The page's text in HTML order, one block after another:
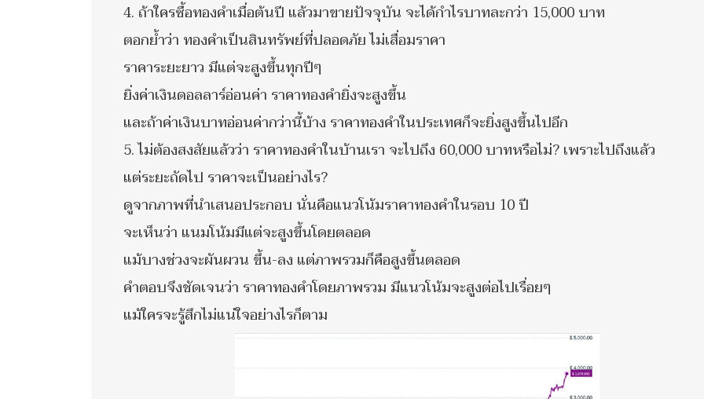
4. ถ้าใครซื้อทองคำเมื่อต้นปี แล้วมาขายปัจจุบัน จะได้กำไรบาทละกว่า 15,000 บาท
ตอกย้ำว่า ทองคำเป็นสินทรัพย์ที่ปลอดภัย ไม่เสื่อมราคา
ราคาระยะยาว มีแต่จะสูงขึ้นทุกปีๆ
ยิ่งค่าเงินดอลลาร์อ่อนค่า ราคาทองคำยิ่งจะสูงขึ้น
และถ้าค่าเงินบาทอ่อนค่ากว่านี้บ้าง ราคาทองคำในประเทศก็จะยิ่งสูงขึ้นไปอีก
5. ไม่ต้องสงสัยแล้วว่า ราคาทองคำในบ้านเรา จะไปถึง 60,000 บาทหรือไม่? เพราะไปถึงแล้ว
แต่ระยะถัดไป ราคาจะเป็นอย่างไร?
ดูจากภาพที่นำเสนอประกอบ นั่นคือแนวโน้มราคาทองคำในรอบ 10 ปี
จะเห็นว่า แนมโน้มมีแต่จะสูงขึ้นโดยตลอด
แม้บางช่วงจะผันผวน ขึ้น-ลง แต่ภาพรวมก็คือสูงขึ้นตลอด
คำตอบจึงชัดเจนว่า ราคาทองคำโดยภาพรวม มีแนวโน้มจะสูงต่อไปเรื่อยๆ
แม้ใครจะรู้สึกไม่แน่ใจอย่างไรก็ตาม